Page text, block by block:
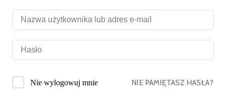
Nie wylogowuj mnie NIE PAMIĘTASZ HASŁA?